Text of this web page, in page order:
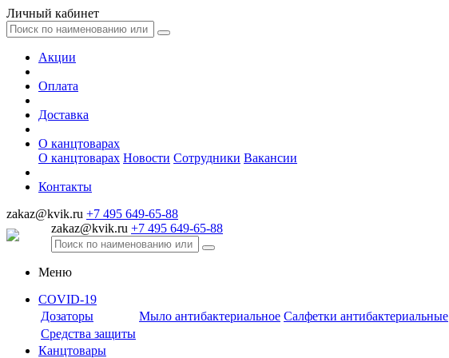
Личный кабинет
Акции
Оплата
Доставка
О канцтоварах
О канцтоварах Новости Сотрудники Вакансии
Контакты
zakaz@kvik.ru +7 495 649-65-88
zakaz@kvik.ru +7 495 649-65-88
Меню
COVID-19
Дозаторы
Мыло антибактериальное Салфетки антибактериальные
Средства защиты
Канцтовары